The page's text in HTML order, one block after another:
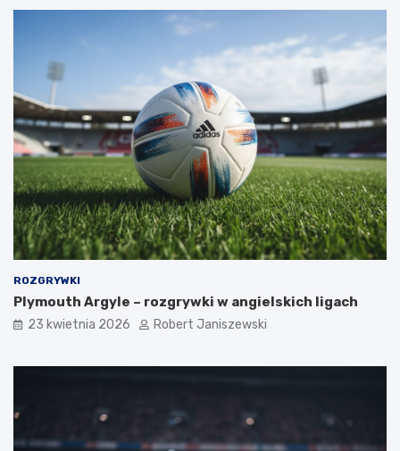
ROZGRYWKI
Plymouth Argyle – rozgrywki w angielskich ligach
23 kwietnia 2026 Robert Janiszewski